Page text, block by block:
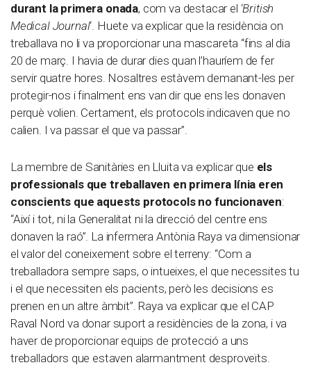
durant la primera onada, com va destacar el ‘British
Medical Journal‘. Huete va explicar que la residència on
treballava no li va proporcionar una mascareta “fins al dia
20 de març. I havia de durar dies quan l’hauríem de fer
servir quatre hores. Nosaltres estàvem demanant-les per
protegir-nos i finalment ens van dir que ens les donaven
perquè volien. Certament, els protocols indicaven que no
calien. I va passar el que va passar”.
La membre de Sanitàries en Lluita va explicar que els
professionals que treballaven en primera línia eren
conscients que aquests protocols no funcionaven:
“Així i tot, ni la Generalitat ni la direcció del centre ens
donaven la raó”. La infermera Antònia Raya va dimensionar
el valor del coneixement sobre el terreny: “Com a
treballadora sempre saps, o intueixes, el que necessites tu
i el que necessiten els pacients, però les decisions es
prenen en un altre àmbit”. Raya va explicar que el CAP
Raval Nord va donar suport a residències de la zona, i va
haver de proporcionar equips de protecció a uns
treballadors que estaven alarmantment desproveïts.